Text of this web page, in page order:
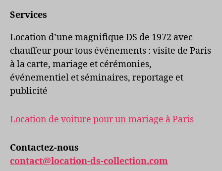
Services
Location d’une magnifique DS de 1972 avec
chauffeur pour tous événements : visite de Paris
à la carte, mariage et cérémonies,
événementiel et séminaires, reportage et
publicité
Location de voiture pour un mariage à Paris
Contactez-nous
contact@location-ds-collection.com